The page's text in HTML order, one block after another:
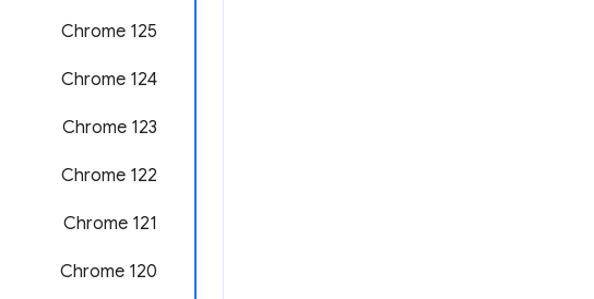
‫Chrome 125
Chrome 124
Chrome 123
‫Chrome 122
‫Chrome 121
‫Chrome 120